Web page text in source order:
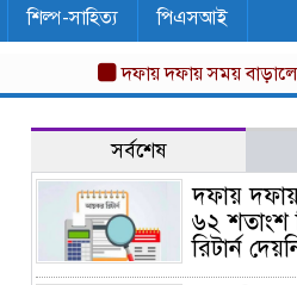
শিল্প-সাহিত্য পিএসআই
দফায় দফায় সময় বাড়ালেও ৬২
সর্বশেষ
দফায়
৬২ শতাংশ
রিটার্ন